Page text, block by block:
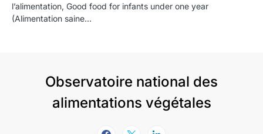
l’alimentation, Good food for infants under one year
(Alimentation saine…
Observatoire national des
alimentations végétales